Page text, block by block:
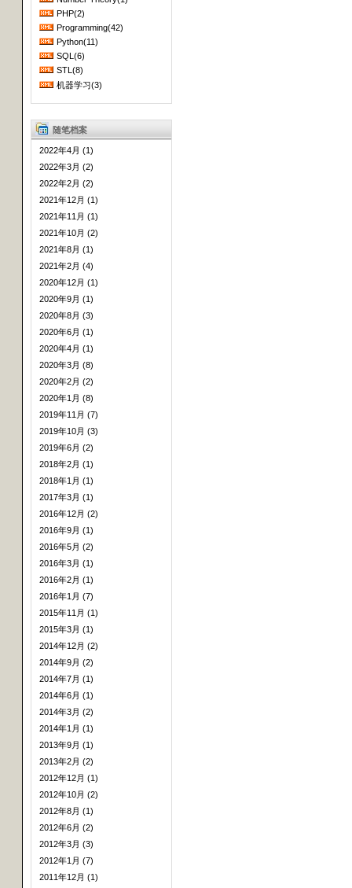
PHP(2)
Programming(42)
Python(11)
SQL(6)
STL(8)
机器学习(3)
随笔档案
2022年4月 (1)
2022年3月 (2)
2022年2月 (2)
2021年12月 (1)
2021年11月 (1)
2021年10月 (2)
2021年8月 (1)
2021年2月 (4)
2020年12月 (1)
2020年9月 (1)
2020年8月 (3)
2020年6月 (1)
2020年4月 (1)
2020年3月 (8)
2020年2月 (2)
2020年1月 (8)
2019年11月 (7)
2019年10月 (3)
2019年6月 (2)
2018年2月 (1)
2018年1月 (1)
2017年3月 (1)
2016年12月 (2)
2016年9月 (1)
2016年5月 (2)
2016年3月 (1)
2016年2月 (1)
2016年1月 (7)
2015年11月 (1)
2015年3月 (1)
2014年12月 (2)
2014年9月 (2)
2014年7月 (1)
2014年6月 (1)
2014年3月 (2)
2014年1月 (1)
2013年9月 (1)
2013年2月 (2)
2012年12月 (1)
2012年10月 (2)
2012年8月 (1)
2012年6月 (2)
2012年3月 (3)
2012年1月 (7)
2011年12月 (1)